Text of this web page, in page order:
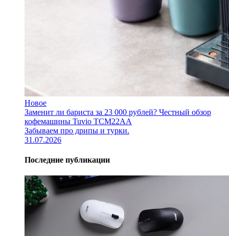
Новое
Заменит ли бариста за 23 000 рублей? Честный обзор
кофемашины Tuvio TCM22AA
Забываем про дрипы и турки.
31.07.2026
Последние публикации